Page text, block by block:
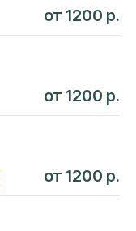
от 1200 р.
от 1200 р.
от 1200 р.